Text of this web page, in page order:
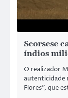
Scorsese
índios
O realizador
autenticidade
Flores”, que